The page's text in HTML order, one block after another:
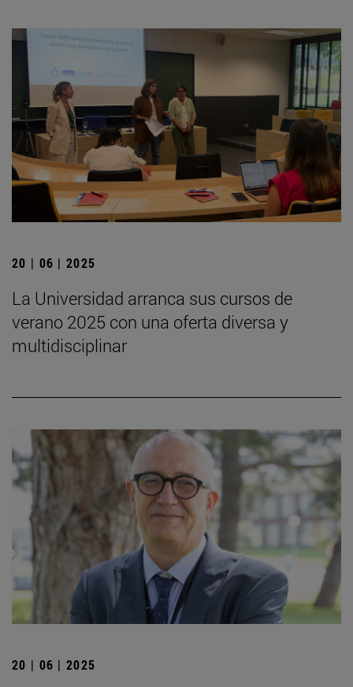
20 | 06 | 2025
La Universidad arranca sus cursos de
verano 2025 con una oferta diversa y
multidisciplinar
20 | 06 | 2025